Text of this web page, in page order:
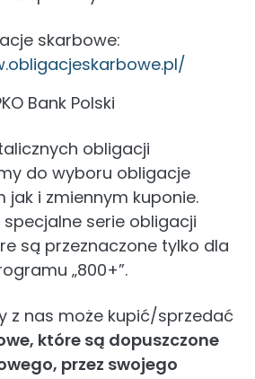
skarbowe:
Bank Polski
obligacji
do wyboru obligacje
jak i zmiennym kuponie.
serie obligacji
są przeznaczone tylko dla
„800+”.
z nas może kupić/sprzedać
które są dopuszczone
przez swojego